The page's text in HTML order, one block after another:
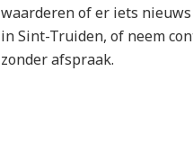
waarderen of er iets
in Sint-Truiden, of neem
zonder afspraak.